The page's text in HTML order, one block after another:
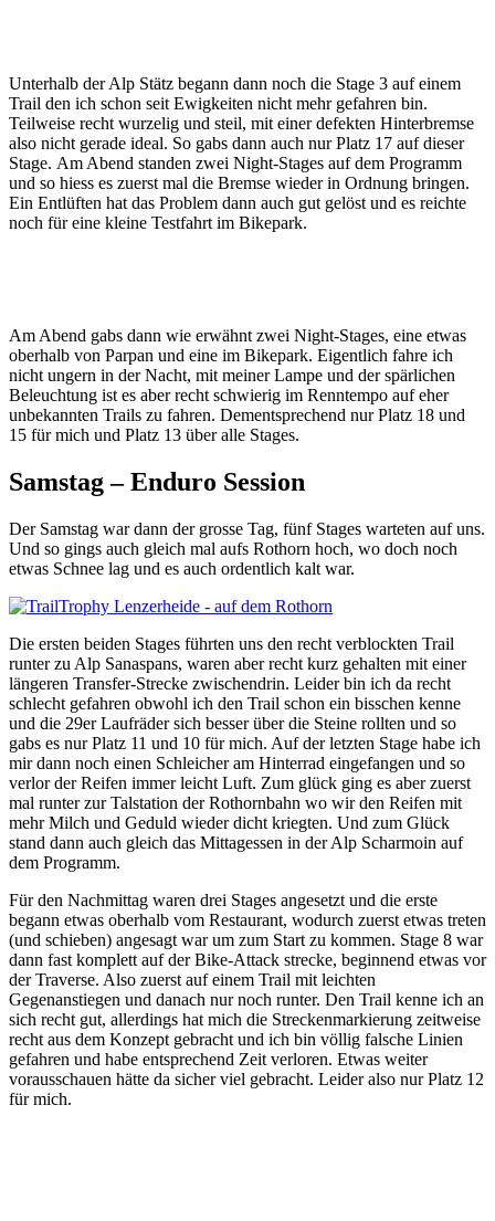
Unterhalb der Alp Stätz begann dann noch die Stage 3 auf einem
Trail den ich schon seit Ewigkeiten nicht mehr gefahren bin.
Teilweise recht wurzelig und steil, mit einer defekten Hinterbremse
also nicht gerade ideal. So gabs dann auch nur Platz 17 auf dieser
Stage. Am Abend standen zwei Night-Stages auf dem Programm
und so hiess es zuerst mal die Bremse wieder in Ordnung bringen.
Ein Entlüften hat das Problem dann auch gut gelöst und es reichte
noch für eine kleine Testfahrt im Bikepark.
Am Abend gabs dann wie erwähnt zwei Night-Stages, eine etwas
oberhalb von Parpan und eine im Bikepark. Eigentlich fahre ich
nicht ungern in der Nacht, mit meiner Lampe und der spärlichen
Beleuchtung ist es aber recht schwierig im Renntempo auf eher
unbekannten Trails zu fahren. Dementsprechend nur Platz 18 und
15 für mich und Platz 13 über alle Stages.
Samstag – Enduro Session
Der Samstag war dann der grosse Tag, fünf Stages warteten auf uns.
Und so gings auch gleich mal aufs Rothorn hoch, wo doch noch
etwas Schnee lag und es auch ordentlich kalt war.
Die ersten beiden Stages führten uns den recht verblockten Trail
runter zu Alp Sanaspans, waren aber recht kurz gehalten mit einer
längeren Transfer-Strecke zwischendrin. Leider bin ich da recht
schlecht gefahren obwohl ich den Trail schon ein bisschen kenne
und die 29er Laufräder sich besser über die Steine rollten und so
gabs es nur Platz 11 und 10 für mich. Auf der letzten Stage habe ich
mir dann noch einen Schleicher am Hinterrad eingefangen und so
verlor der Reifen immer leicht Luft. Zum glück ging es aber zuerst
mal runter zur Talstation der Rothornbahn wo wir den Reifen mit
mehr Milch und Geduld wieder dicht kriegten. Und zum Glück
stand dann auch gleich das Mittagessen in der Alp Scharmoin auf
dem Programm.
Für den Nachmittag waren drei Stages angesetzt und die erste
begann etwas oberhalb vom Restaurant, wodurch zuerst etwas treten
(und schieben) angesagt war um zum Start zu kommen. Stage 8 war
dann fast komplett auf der Bike-Attack strecke, beginnend etwas vor
der Traverse. Also zuerst auf einem Trail mit leichten
Gegenanstiegen und danach nur noch runter. Den Trail kenne ich an
sich recht gut, allerdings hat mich die Streckenmarkierung zeitweise
recht aus dem Konzept gebracht und ich bin völlig falsche Linien
gefahren und habe entsprechend Zeit verloren. Etwas weiter
vorausschauen hätte da sicher viel gebracht. Leider also nur Platz 12
für mich.